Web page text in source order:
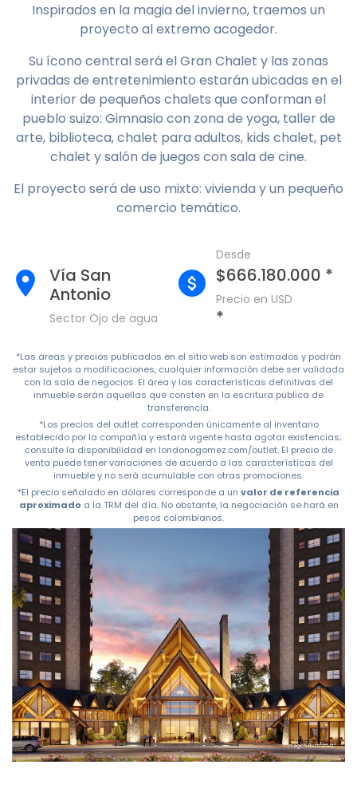
Inspirados en la magia del invierno, traemos un
proyecto al extremo acogedor.
Su ícono central será el Gran Chalet y las zonas
privadas de entretenimiento estarán ubicadas en el
interior de pequeños chalets que conforman el
pueblo suizo: Gimnasio con zona de yoga, taller de
arte, biblioteca, chalet para adultos, kids chalet, pet
chalet y salón de juegos con sala de cine.
El proyecto será de uso mixto: vivienda y un pequeño
comercio temático.
Vía San
Antonio
Sector Ojo de agua
Desde
$666.180.000 *
Precio en USD
*
*Las áreas y precios publicados en el sitio web son estimados y podrán
estar sujetos a modificaciones, cualquier información debe ser validada
con la sala de negocios. El área y las características definitivas del
inmueble serán aquellas que consten en la escritura pública de
transferencia.
*Los precios del outlet corresponden únicamente al inventario
establecido por la compañía y estará vigente hasta agotar existencias;
consulte la disponibilidad en londonogomez.com/outlet. El precio de
venta puede tener variaciones de acuerdo a las características del
inmueble y no será acumulable con otras promociones.
*El precio señalado en dólares corresponde a un valor de referencia
aproximado a la TRM del día. No obstante, la negociación se hará en
pesos colombianos.